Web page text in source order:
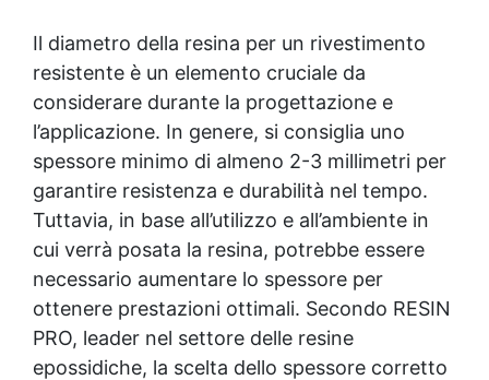
Il diametro della resina per un rivestimento
resistente è un elemento cruciale da
considerare durante la progettazione e
l’applicazione. In genere, si consiglia uno
spessore minimo di almeno 2-3 millimetri per
garantire resistenza e durabilità nel tempo.
Tuttavia, in base all’utilizzo e all’ambiente in
cui verrà posata la resina, potrebbe essere
necessario aumentare lo spessore per
ottenere prestazioni ottimali. Secondo RESIN
PRO, leader nel settore delle resine
epossidiche, la scelta dello spessore corretto